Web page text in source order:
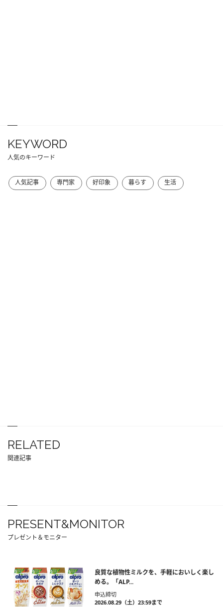
KEYWORD
人気のキーワード
人気記事 専門家 好印象 暮らす 生活
RELATED
関連記事
PRESENT&MONITOR
プレゼント＆モニター
良質な植物性ミルクを、手軽においしく楽し
める。「ALP...
申込締切
2026.08.29（土）23:59まで